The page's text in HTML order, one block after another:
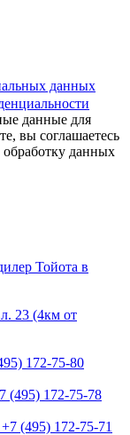
данных
данные для
вы соглашаетесь
обработку данных
Тойота в
23 (4км от
172-75-80
(495) 172-75-78
+7 (495) 172-75-71